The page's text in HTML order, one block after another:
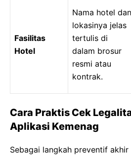
Fasilitas
Hotel
Nama hotel dan
lokasinya jelas
tertulis di
dalam brosur
resmi atau
kontrak.
Cara Praktis Cek
Aplikasi Kemenag
Sebagai langkah preventif akhir